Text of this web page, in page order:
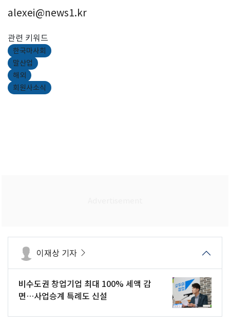
alexei@news1.kr
관련 키워드
한국마사회
말산업
해외
회원사소식
이재상 기자
비수도권 창업기업 최대 100% 세액 감
면…사업승계 특례도 신설